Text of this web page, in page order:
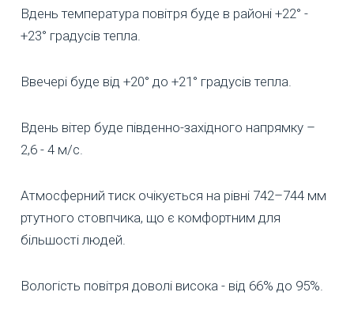
Вдень температура повітря буде в районі +22° -
+23° градусів тепла.
Ввечері буде від +20° до +21° градусів тепла.
Вдень вітер буде південно-західного напрямку –
2,6 - 4 м/с.
Атмосферний тиск очікується на рівні 742–744 мм
ртутного стовпчика, що є комфортним для
більшості людей.
Вологість повітря доволі висока - від 66% до 95%.